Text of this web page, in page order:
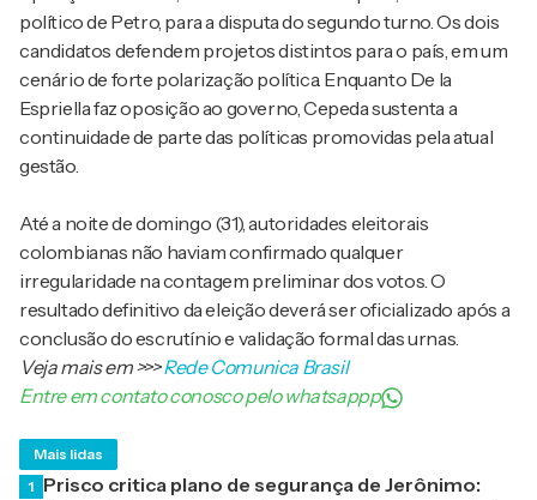
político de Petro, para a disputa do segundo turno. Os dois
candidatos defendem projetos distintos para o país, em um
cenário de forte polarização política. Enquanto De la
Espriella faz oposição ao governo, Cepeda sustenta a
continuidade de parte das políticas promovidas pela atual
gestão.
Até a noite de domingo (31), autoridades eleitorais
colombianas não haviam confirmado qualquer
irregularidade na contagem preliminar dos votos. O
resultado definitivo da eleição deverá ser oficializado após a
conclusão do escrutínio e validação formal das urnas.
Veja mais em>>>Rede Comunica Brasil
Entre em contato conosco pelo whatsappp
Mais lidas
1 Prisco critica plano de segurança de Jerônimo: